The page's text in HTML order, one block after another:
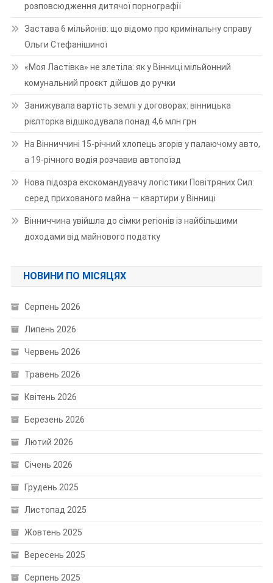
розповсюдження дитячої порнографії
Застава 6 мільйонів: що відомо про кримінальну справу
Ольги Стефанішиної
«Моя Ластівка» не злетіла: як у Вінниці мільйонний
комунальний проєкт дійшов до ручки
Занижувала вартість землі у договорах: вінницька
рієлторка відшкодувала понад 4,6 млн грн
На Вінниччині 15-річний хлопець згорів у палаючому авто,
а 19-річного водія розчавив автопоїзд
Нова підозра екскомандувачу логістики Повітряних Сил:
серед прихованого майна — квартири у Вінниці
Вінниччина увійшла до сімки регіонів із найбільшими
доходами від майнового податку
НОВИНИ ПО МІСЯЦЯХ
Серпень 2026
Липень 2026
Червень 2026
Травень 2026
Квітень 2026
Березень 2026
Лютий 2026
Січень 2026
Грудень 2025
Листопад 2025
Жовтень 2025
Вересень 2025
Серпень 2025